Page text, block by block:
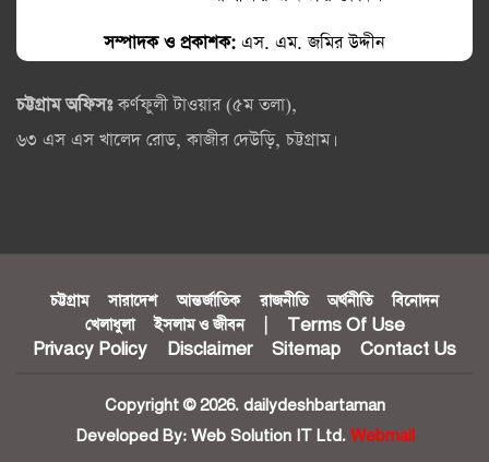
সম্পাদক ও প্রকাশক: এস. এম. জমির উদ্দীন
চট্টগ্রাম অফিসঃকর্ণফুলী টাওয়ার (৫ম তলা),
৬৩ এস এস খালেদ রোড, কাজীর দেউড়ি, চট্টগ্রাম।
চট্টগ্রাম সারাদেশ আন্তর্জাতিক রাজনীতি অর্থনীতি
বিনোদন
খেলাধুলা
ইসলাম ও জীবন
Terms Of Use
Privacy Policy
Disclaimer Sitemap Contact Us
Copyright © 2026. dailydeshbartaman
Developed By: Web Solution IT Ltd. Webmail